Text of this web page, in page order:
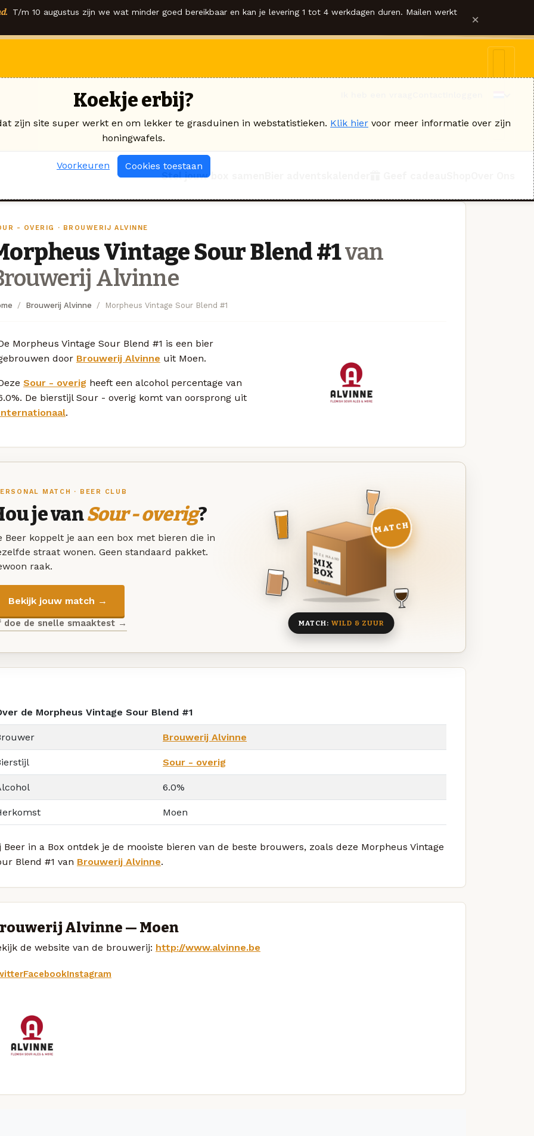
T/m 10 augustus zijn we wat minder goed bereikbaar en kan je levering 1 tot 4 werkdagen duren. Mailen werkt ×
Stel jouw box samen
- OVERIG · BROUWERIJ ALVINNE
Vintage Sour Blend #1van
Alvinne
Brouwerij Alvinne Morpheus Vintage Sour Blend #1
Morpheus Vintage Sour Blend #1 is een bier
door Brouwerij Alvinne uit Moen.
Sour - overig heeft een alcohol percentage van
De bierstijl Sour - overig komt van oorsprong uit
.
MATCH · BEER CLUB
je vanSour - overig?
Beer koppelt je aan een box met bieren die in
straat wonen. Geen standaard pakket.
raak.
Bekijk jouw match →
doe de snelle smaaktest →
DEZE MAAND
MIX
BOX
8 BIEREN
MATCH
MATCH: WILD & ZUUR
de Morpheus Vintage Sour Blend #1
Brouwerij Alvinne
Sour - overig
6.0%
Moen
Beer in a Box ontdek je de mooiste bieren van de beste brouwers, zoals deze Morpheus Vintage
Blend #1 van Brouwerij Alvinne.
Alvinne — Moen
de website van de brouwerij: http://www.alvinne.be
FacebookInstagram
Koekje erbij?
zijn site super werkt en om lekker te grasduinen in webstatistieken. Klik hier voor meer informatie over zijn
honingwafels.
Voorkeuren Cookies toestaan